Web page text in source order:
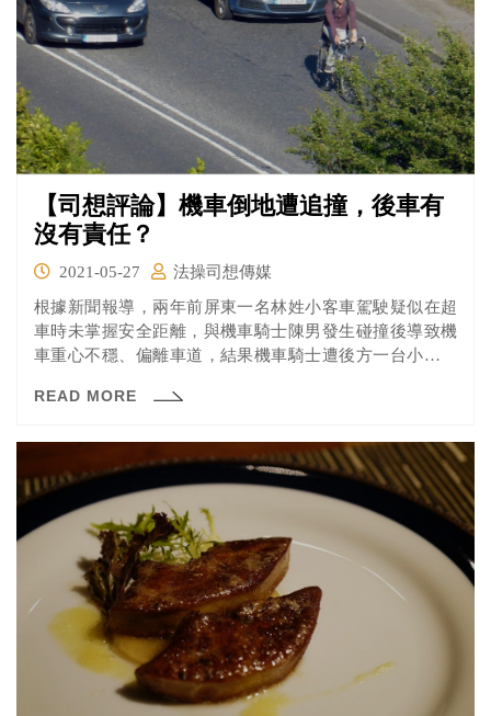
【司想評論】機車倒地遭追撞，後車有
沒有責任？
2021-05-27
法操司想傳媒
根據新聞報導，兩年前屏東一名林姓小客車駕駛疑似在超
車時未掌握安全距離，與機車騎士陳男發生碰撞後導致機
車重心不穩、偏離車道，結果機車騎士遭後方一台小貨車
依過失致死罪判處有期徒刑。就「後車」（如該案的小貨
READ MORE